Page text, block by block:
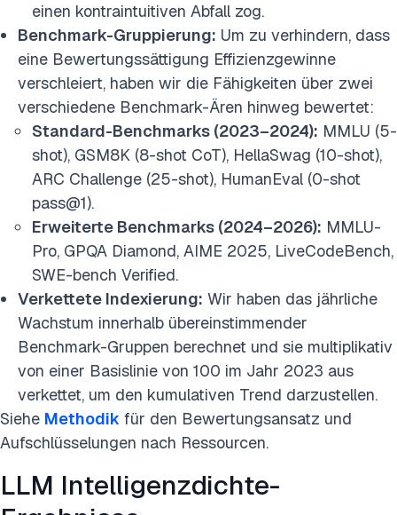
einen kontraintuitiven Abfall zog.
Benchmark-Gruppierung: Um zu verhindern, dass
eine Bewertungssättigung Effizienzgewinne
verschleiert, haben wir die Fähigkeiten über zwei
verschiedene Benchmark-Ären hinweg bewertet:
Standard-Benchmarks (2023–2024): MMLU (5-
shot), GSM8K (8-shot CoT), HellaSwag (10-shot),
ARC Challenge (25-shot), HumanEval (0-shot
pass@1).
Erweiterte Benchmarks (2024–2026): MMLU-
Pro, GPQA Diamond, AIME 2025, LiveCodeBench,
SWE-bench Verified.
Verkettete Indexierung: Wir haben das jährliche
Wachstum innerhalb übereinstimmender
Benchmark-Gruppen berechnet und sie multiplikativ
von einer Basislinie von 100 im Jahr 2023 aus
verkettet, um den kumulativen Trend darzustellen.
Siehe Methodik für den Bewertungsansatz und
Aufschlüsselungen nach Ressourcen.
LLM Intelligenzdichte-